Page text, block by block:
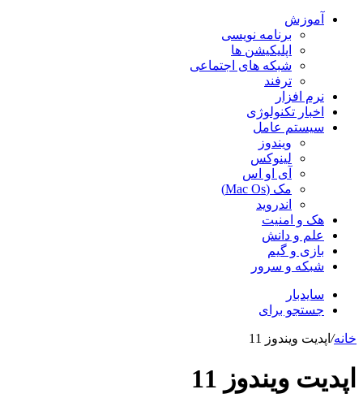
آموزش
برنامه نویسی
اپلیکیشن ها
شبکه های اجتماعی
ترفند
نرم افزار
اخبار تکنولوژی
سیستم عامل
ویندوز
لینوکس
آی او اس
مک (Mac Os)
اندروید
هک و امنیت
علم و دانش
بازی و گیم
شبکه و سرور
سایدبار
جستجو برای
خانه/ اپدیت ویندوز 11
اپدیت ویندوز 11